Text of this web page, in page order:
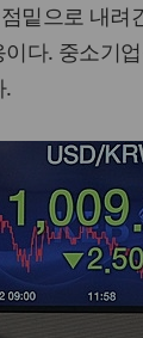
밑으로 내려
다. 중소기
.